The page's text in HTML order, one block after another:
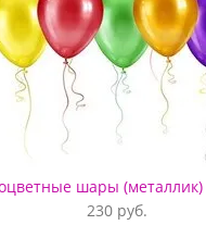
шары (металлик)
230 руб.